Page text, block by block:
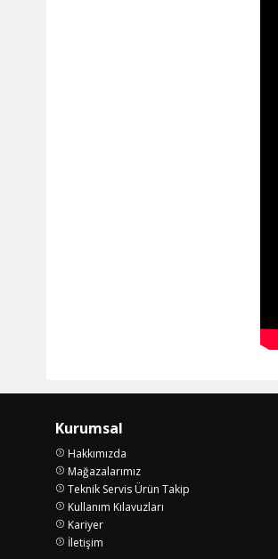
Kurumsal
Hakkımızda
Mağazalarımız
Teknik Servis Ürün Takip
Kullanım Kılavuzları
Kariyer
İletişim